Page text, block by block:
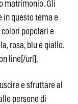
matrimonio. Gli
in questo tema e
popolari e
rosa, blu e giallo.
line[/url],
e sfruttare al
persone di